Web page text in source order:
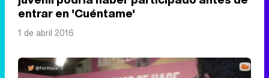
entrar en 'Cuéntame'
1 de abril 2016